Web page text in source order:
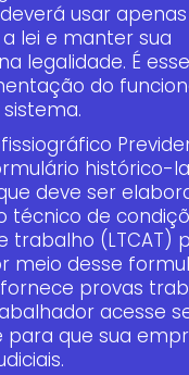
usar
lei e manter sua
legalidade. É
do
histórico-
deve ser
técnico de
trabalho (LTCAT)
meio desse
provas
acesse
para que sua